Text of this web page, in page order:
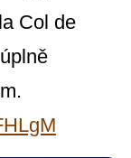
Col de